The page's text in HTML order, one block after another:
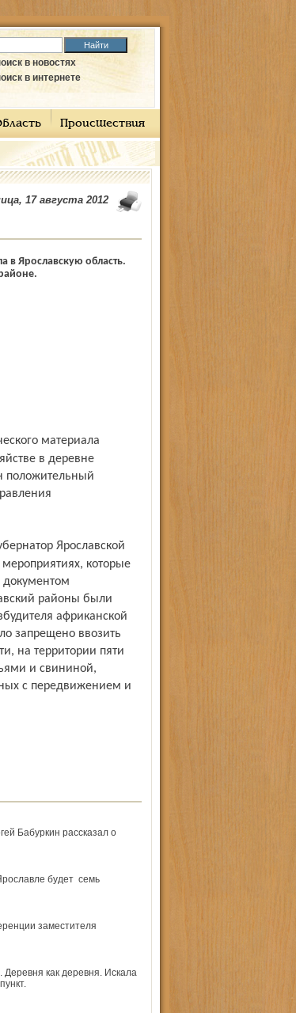
в новостях
в интернете
Происшествия
17 августа 2012
в Ярославскую область.
в деревне
положительный
Ярославской
которые
документом
районы были
африканской
запрещено ввозить
на территории пяти
и свининой,
с передвижением и
Бабуркин рассказал о
будет семь
заместителя
как деревня. Искала